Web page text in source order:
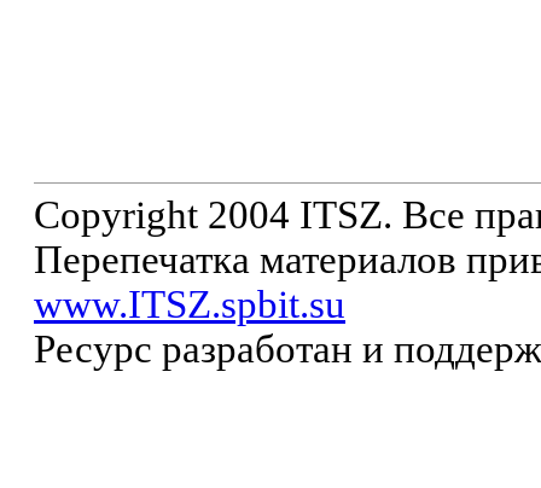
Copyright 2004 ITSZ. Все
Перепечатка материалов
www.ITSZ.spbit.su
Ресурс разработан и